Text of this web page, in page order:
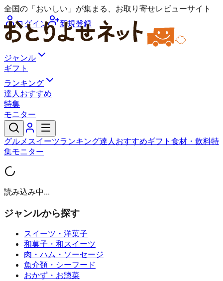
全国の「おいしい」が集まる、お取り寄せレビューサイト
ログイン
新規登録
ジャンル
ギフト
ランキング
達人おすすめ
特集
モニター
グルメ スイーツランキング達人おすすめギフト 食材・飲料特
集モニター
読み込み中...
ジャンルから探す
スイーツ・洋菓子
和菓子・和スイーツ
肉・ハム・ソーセージ
魚介類・シーフード
おかず・お惣菜